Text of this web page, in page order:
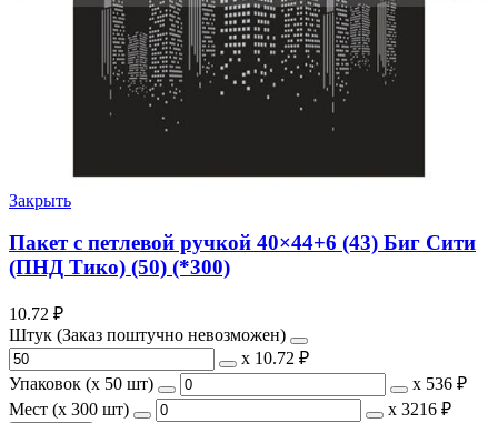
Закрыть
Пакет с петлевой ручкой 40×44+6 (43) Биг Сити
(ПНД Тико) (50) (*300)
10.72 ₽
Штук (Заказ поштучно невозможен)
х 10.72 ₽
Упаковок (x 50 шт)
х 536 ₽
Мест (x 300 шт)
х 3216 ₽